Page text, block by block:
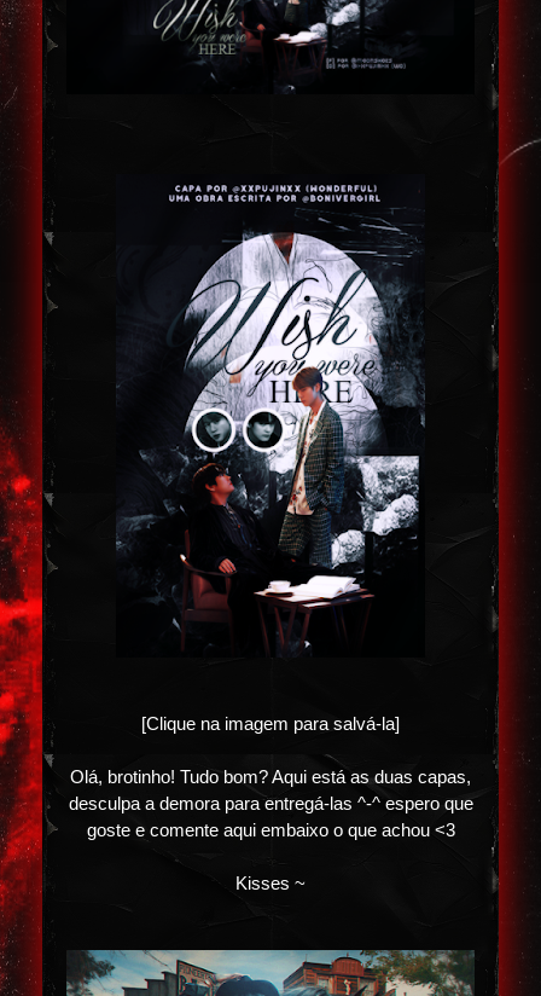
[Clique na imagem para salvá-la]
Olá, brotinho! Tudo bom? Aqui está as duas capas,
desculpa a demora para entregá-las ^-^ espero que
goste e comente aqui embaixo o que achou <3
Kisses ~